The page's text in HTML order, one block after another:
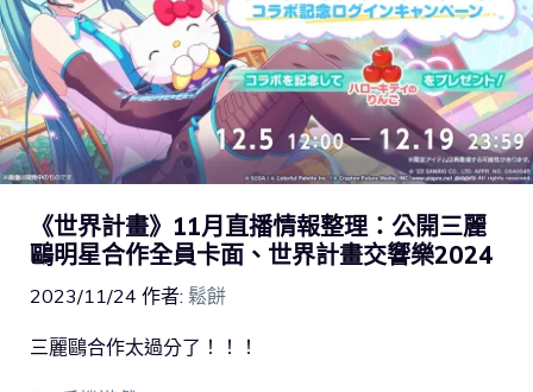
《世界計畫》11月直播情報整理：公開三麗
鷗明星合作全員卡面、世界計畫交響樂2024
2023/11/24 作者: 鬆餅
三麗鷗合作太過分了！！！